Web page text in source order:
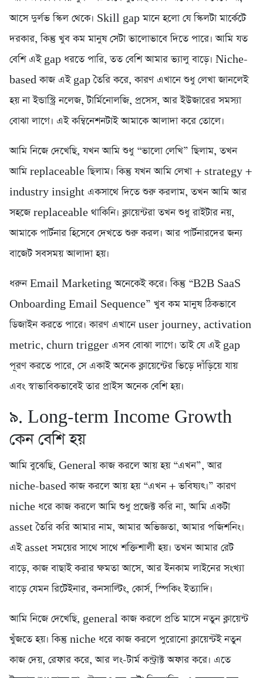
আসে দুর্লভ স্কিল থেকে। Skill gap মানে হলো যে স্কিলটা মার্কেটে
দরকার, কিন্তু খুব কম মানুষ সেটা ভালোভাবে দিতে পারে। আমি যত
বেশি এই gap ধরতে পারি, তত বেশি আমার ভ্যালু বাড়ে। Niche-
based কাজ এই gap তৈরি করে, কারণ এখানে শুধু লেখা জানলেই
হয় না ইন্ডাস্ট্রি নলেজ, টার্মিনোলজি, প্রসেস, আর ইউজারের সমস্যা
বোঝা লাগে। এই কম্বিনেশনটাই আমাকে আলাদা করে তোলে।
আমি নিজে দেখেছি, যখন আমি শুধু “ভালো লেখি” ছিলাম, তখন
আমি replaceable ছিলাম। কিন্তু যখন আমি লেখা + strategy +
industry insight একসাথে দিতে শুরু করলাম, তখন আমি আর
সহজে replaceable থাকিনি। ক্লায়েন্টরা তখন শুধু রাইটার নয়,
আমাকে পার্টনার হিসেবে দেখতে শুরু করল। আর পার্টনারদের জন্য
বাজেট সবসময় আলাদা হয়।
ধরুন Email Marketing অনেকেই করে। কিন্তু “B2B SaaS
Onboarding Email Sequence” খুব কম মানুষ ঠিকভাবে
ডিজাইন করতে পারে। কারণ এখানে user journey, activation
metric, churn trigger এসব বোঝা লাগে। তাই যে এই gap
পূরণ করতে পারে, সে একাই অনেক ক্লায়েন্টের ভিড়ে দাঁড়িয়ে যায়
এবং স্বাভাবিকভাবেই তার প্রাইস অনেক বেশি হয়।
৯. Long-term Income Growth
কেন বেশি হয়
আমি বুঝেছি, General কাজ করলে আয় হয় “এখন”, আর
niche-based কাজ করলে আয় হয় “এখন + ভবিষ্যৎ।” কারণ
niche ধরে কাজ করলে আমি শুধু প্রজেক্ট করি না, আমি একটা
asset তৈরি করি আমার নাম, আমার অভিজ্ঞতা, আমার পজিশনিং।
এই asset সময়ের সাথে সাথে শক্তিশালী হয়। তখন আমার রেট
বাড়ে, কাজ বাছাই করার ক্ষমতা আসে, আর ইনকাম লাইনের সংখ্যা
বাড়ে যেমন রিটেইনার, কনসাল্টিং, কোর্স, স্পিকিং ইত্যাদি।
আমি নিজে দেখেছি, general কাজ করলে প্রতি মাসে নতুন ক্লায়েন্ট
খুঁজতে হয়। কিন্তু niche ধরে কাজ করলে পুরোনো ক্লায়েন্টই নতুন
কাজ দেয়, রেফার করে, আর লং-টার্ম কন্ট্রাক্ট অফার করে। এতে